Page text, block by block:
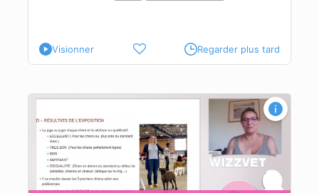
Visionner Regarder plus tard